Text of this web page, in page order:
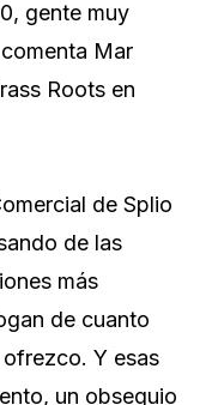
gente muy
Mar
Roots en
de Splio
de las
más
de cuanto
Y esas
un obsequio